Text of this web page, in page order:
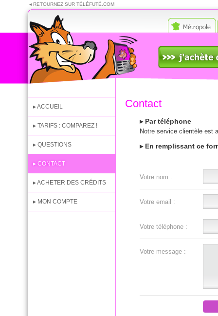
◂ RETOURNEZ SUR TÉLÉFUTÉ.COM
Téléfuté Mobile
▸ ACCUEIL
▸ TARIFS : COMPAREZ !
▸ QUESTIONS
▸ CONTACT
▸ ACHETER DES CRÉDITS
▸ MON COMPTE
Contact
▸ Par téléphone
Notre service clientèle est
▸ En remplissant ce
Votre nom :
Votre email :
Votre téléphone :
Votre message :